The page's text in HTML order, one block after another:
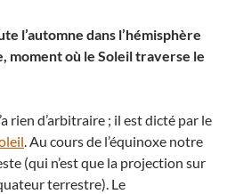
l’automne dans l’hémisphère
moment où le Soleil traverse le
rien d’arbitraire ; il est dicté par le
. Au cours de l’équinoxe notre
(qui n’est que la projection sur
terrestre). Le